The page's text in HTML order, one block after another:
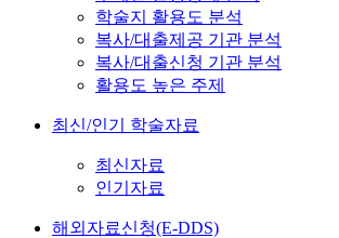
학술지 활용도 분석
복사/대출제공 기관 분석
복사/대출신청 기관 분석
활용도 높은 주제
최신/인기 학술자료
최신자료
인기자료
해외자료신청(E-DDS)